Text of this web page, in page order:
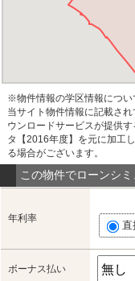
※物件情報の学区情報につい
当サイト物件情報に記載さ
ウンロードサービスが提供
タ【2016年度】を元に加工
る場合がございます。
この物件でローンシ
年利率
直
ボーナス払い